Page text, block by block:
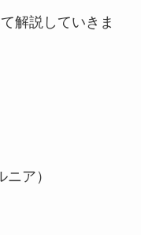
解説していきま
ア）